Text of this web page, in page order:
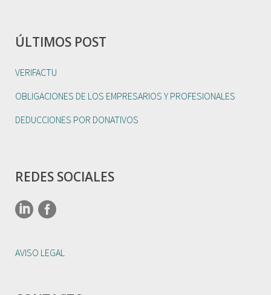
ÚLTIMOS POST
VERIFACTU
OBLIGACIONES DE LOS EMPRESARIOS Y PROFESIONALES
DEDUCCIONES POR DONATIVOS
REDES SOCIALES
AVISO LEGAL